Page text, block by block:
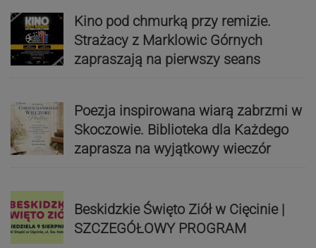
Kino pod chmurką przy remizie.
Strażacy z Marklowic Górnych
zapraszają na pierwszy seans
Poezja inspirowana wiarą zabrzmi w
Skoczowie. Biblioteka dla Każdego
zaprasza na wyjątkowy wieczór
Beskidzkie Święto Ziół w Cięcinie |
SZCZEGÓŁOWY PROGRAM